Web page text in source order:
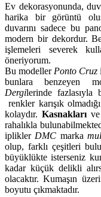
Ev dekorasyonunda,
harika bir görüntü
duvarını sadece bu
modern bir dekordur.
işlemeleri severek
öneriyorum.
Bu modeller Ponto Cruz
bunlara benzeyen
Dergilerinde fazlasıyla
renkler karışık
kolaydır. Kasnakları ve
rahalıkla
iplikler DMC marka
olup, farklı çeşitleri
büyüklükte isterseniz
kadar küçük delikli
olacaktır. Kumaşın
boyutu çıkmaktadır.